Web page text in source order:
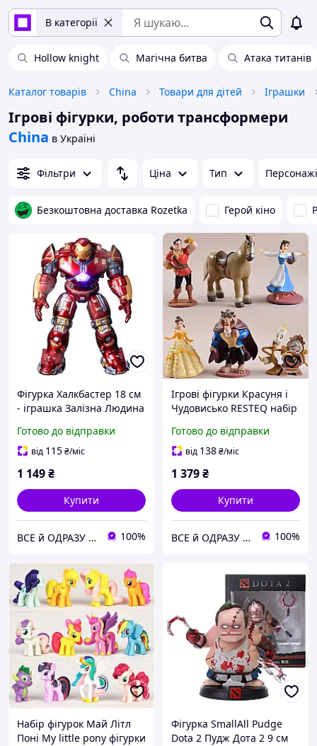
В категорії
Hollow knight Магічна битва Атака титанів
Каталог товарів China Товари для дітей Іграшки
Ігрові фігурки, роботи трансформери
China в Україні
Фільтри Ціна Тип Персонажі
Безкоштовна доставка Rozetka Герой кіно
Фігурка Халкбастер 18 см
- іграшка Залізна Людина
фігурка Marvel
Готово до відправки
від 115₴/міс
1 149₴
Купити
ВСЕ й ОДРАЗУ - інтернет-магазин товарів для організації торгівлі, торговівельного обладнання 100%
Ігрові фігурки Красуня і
Чудовисько RESTEQ набір
фігурки 7 см з
мультфільму
Готово до відправки
від 138₴/міс
1 379₴
Купити
ВСЕ й ОДРАЗУ - інтернет-магазин товарів для організації торгівлі, торговівельного обладнання 100%
Набір фігурок Май Літл
Поні My little pony фігурки
Фігурка SmallAll Pudge
Dota 2 Пудж Дота 2 9 см